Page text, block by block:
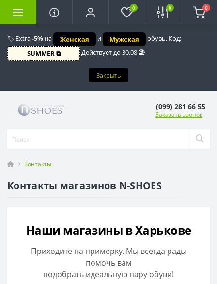
🏷️ Extra-5% на Женская и Мужская
обувь. Код:
SUMMER ⧉
Действует до 30.08 🏖️
Закрыть
0 0 0
(099) 281 66 55
Заказать звонок
Контакты
Контакты магазинов N-SHOES
Наши магазины в Харькове
Приходите на примерку. Мы всегда рады
помочь вам
подобрать идеальную пару обуви!